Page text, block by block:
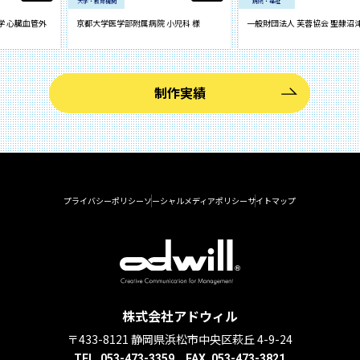
血管外 京都大学医学部附属病院 小児科 様 一般財団法人 芙蓉協会 聖隷沼津病
制作実績
プライバシーポリシーソーシャルメディアポリシーサイトマップ
株式会社アドウィル
〒433-8121 静岡県浜松市中央区萩丘 4-9-24